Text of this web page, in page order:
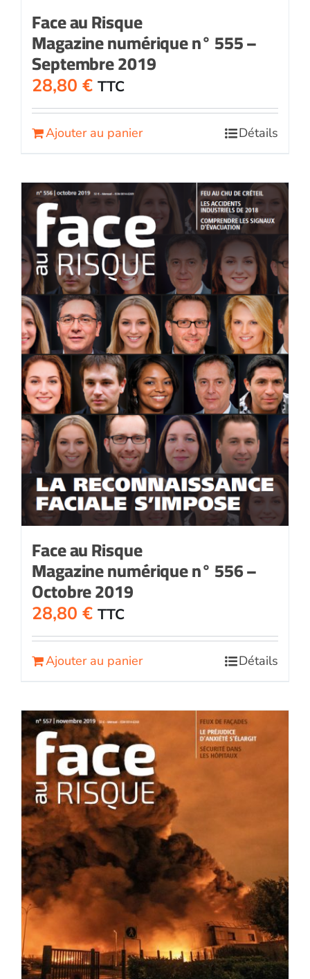
Face au Risque
Magazine numérique n° 555 –
Septembre 2019
28,80 € TTC
Ajouter au panier Détails
Face au Risque
Magazine numérique n° 556 –
Octobre 2019
28,80 € TTC
Ajouter au panier Détails